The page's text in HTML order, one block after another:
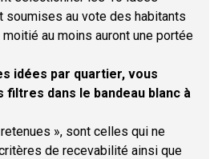
soumises au vote des habitants
au moins auront une portée
idées par quartier, vous
filtres dans le bandeau blanc à
», sont celles qui ne
de recevabilité ainsi que